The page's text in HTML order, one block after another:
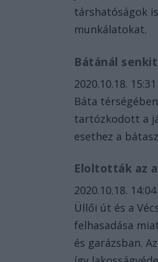
társhatóságok
munkálatokat.
Bátánál
2020.10.18.
Báta
tartózkodott a
esethez a
Eloltották az
2020.10.18.
Üllői út és a
felhasadása
és garázsban.